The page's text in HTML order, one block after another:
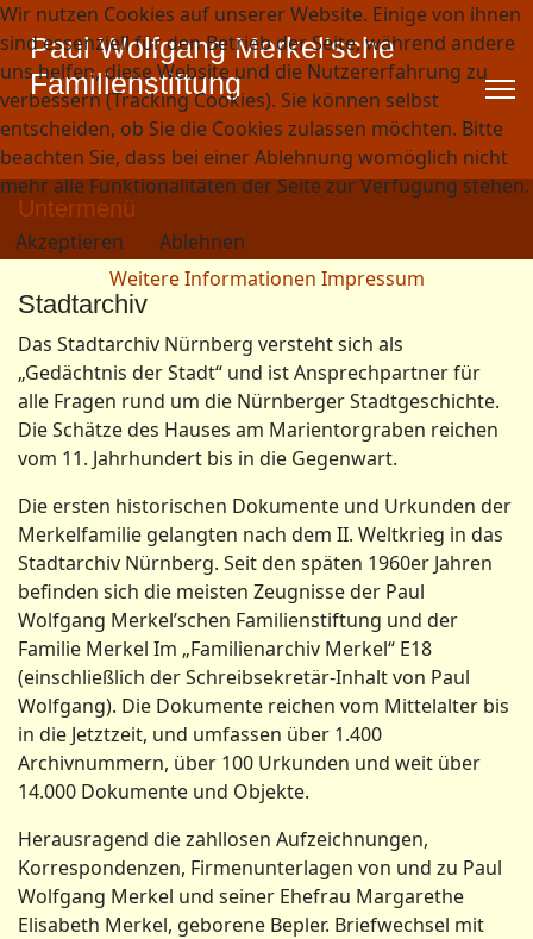
Paul Wolfgang Merkel'sche
Familienstiftung
Untermenü
Stadtarchiv
Das Stadtarchiv Nürnberg versteht sich als
„Gedächtnis der Stadt“ und ist Ansprechpartner für
alle Fragen rund um die Nürnberger Stadtgeschichte.
Die Schätze des Hauses am Marientorgraben reichen
vom 11. Jahrhundert bis in die Gegenwart.
Die ersten historischen Dokumente und Urkunden der
Merkelfamilie gelangten nach dem II. Weltkrieg in das
Stadtarchiv Nürnberg. Seit den späten 1960er Jahren
befinden sich die meisten Zeugnisse der Paul
Wolfgang Merkel’schen Familienstiftung und der
Familie Merkel Im „Familienarchiv Merkel“ E18
(einschließlich der Schreibsekretär-Inhalt von Paul
Wolfgang). Die Dokumente reichen vom Mittelalter bis
in die Jetztzeit, und umfassen über 1.400
Archivnummern, über 100 Urkunden und weit über
14.000 Dokumente und Objekte.
Herausragend die zahllosen Aufzeichnungen,
Korrespondenzen, Firmenunterlagen von und zu Paul
Wolfgang Merkel und seiner Ehefrau Margarethe
Elisabeth Merkel, geborene Bepler. Briefwechsel mit
Wir nutzen Cookies auf unserer Website. Einige von ihnen
sind essenziell für den Betrieb der Seite, während andere
uns helfen, diese Website und die Nutzererfahrung zu
verbessern (Tracking Cookies). Sie können selbst
entscheiden, ob Sie die Cookies zulassen möchten. Bitte
beachten Sie, dass bei einer Ablehnung womöglich nicht
mehr alle Funktionalitäten der Seite zur Verfügung stehen.
Akzeptieren
Ablehnen
Weitere Informationen Impressum